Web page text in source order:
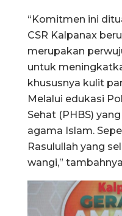
“Komitmen ini
CSR Kalpanax
merupakan
untuk
khususnya kulit
Melalui edukasi
Sehat (PHBS)
agama Islam.
Rasulullah yang
wangi,”